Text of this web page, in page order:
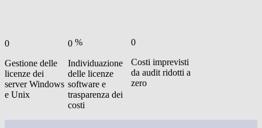
0
Gestione delle
licenze dei
server Windows
e Unix
0 %
Individuazione
delle licenze
software e
trasparenza dei
costi
0
Costi imprevisti
da audit ridotti a
zero